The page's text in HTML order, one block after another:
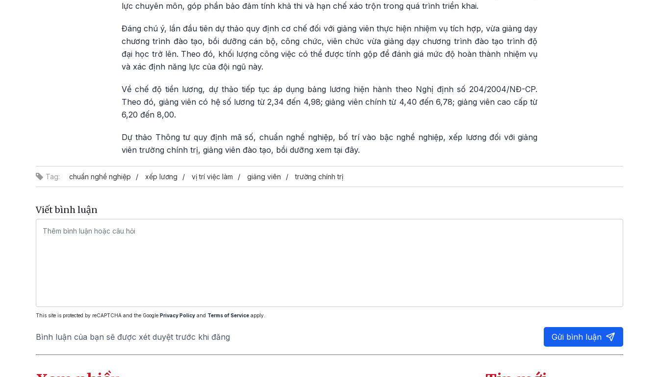
lực chuyên môn, góp phần bảo đảm tính khả thi và hạn chế xáo trộn trong quá trình triển khai.
Đáng chú ý, lần đầu tiên dự thảo quy định cơ chế đối với giảng viên thực hiện nhiệm vụ tích hợp, vừa giảng dạy
chương trình đào tạo, bồi dưỡng cán bộ, công chức, viên chức vừa giảng dạy chương trình đào tạo trình độ
đại học trở lên. Theo đó, khối lượng công việc có thể được tính gộp để đánh giá mức độ hoàn thành nhiệm vụ
và xác định năng lực của đội ngũ này.
Về chế độ tiền lương, dự thảo tiếp tục áp dụng bảng lương hiện hành theo Nghị định số 204/2004/NĐ-CP.
Theo đó, giảng viên có hệ số lương từ 2,34 đến 4,98; giảng viên chính từ 4,40 đến 6,78; giảng viên cao cấp từ
6,20 đến 8,00.
Dự thảo Thông tư quy định mã số, chuẩn nghề nghiệp, bố trí vào bậc nghề nghiệp, xếp lương đối với giảng
viên trường chính trị, giảng viên đào tạo, bồi dưỡng xem tại đây.
Tag: chuẩn nghề nghiệp xếp lương vị trí việc làm giảng viên trường chính trị
Viết bình luận
This site is protected by reCAPTCHA and the Google Privacy Policy and Terms of Service apply.
Bình luận của bạn sẽ được xét duyệt trước khi đăng Gửi bình luận